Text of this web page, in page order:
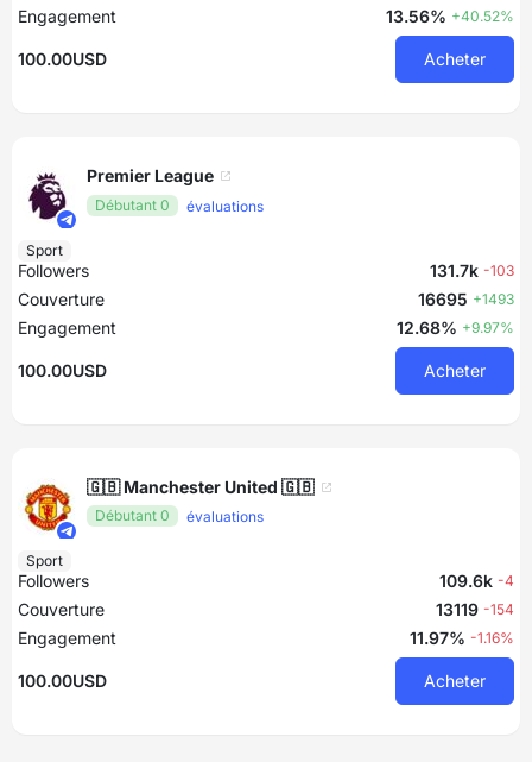
Engagement 13.56% +40.52%
100.00USD Acheter
Premier League
Débutant 0 évaluations
Sport
Followers 131.7k -103
Couverture 16695 +1493
Engagement 12.68% +9.97%
100.00USD Acheter
🇬🇧 Manchester United 🇬🇧
Débutant 0 évaluations
Sport
Followers 109.6k -4
Couverture 13119 -154
Engagement 11.97% -1.16%
100.00USD Acheter